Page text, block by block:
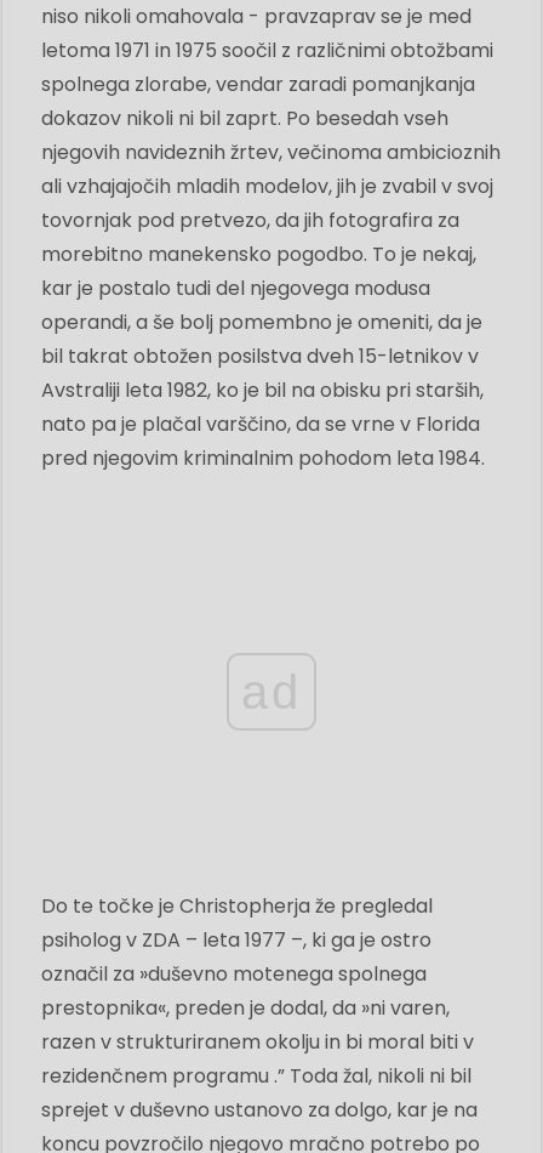
niso nikoli omahovala - pravzaprav se je med
letoma 1971 in 1975 soočil z različnimi obtožbami
spolnega zlorabe, vendar zaradi pomanjkanja
dokazov nikoli ni bil zaprt. Po besedah ​​vseh
njegovih navideznih žrtev, večinoma ambicioznih
ali vzhajajočih mladih modelov, jih je zvabil v svoj
tovornjak pod pretvezo, da jih fotografira za
morebitno manekensko pogodbo. To je nekaj,
kar je postalo tudi del njegovega modusa
operandi, a še bolj pomembno je omeniti, da je
bil takrat obtožen posilstva dveh 15-letnikov v
Avstraliji leta 1982, ko je bil na obisku pri starših,
nato pa je plačal varščino, da se vrne v Florida
pred njegovim kriminalnim pohodom leta 1984.
ad
Do te točke je Christopherja že pregledal
psiholog v ZDA – leta 1977 –, ki ga je ostro
označil za »duševno motenega spolnega
prestopnika«, preden je dodal, da »ni varen,
razen v strukturiranem okolju in bi moral biti v
rezidenčnem programu .” Toda žal, nikoli ni bil
sprejet v duševno ustanovo za dolgo, kar je na
koncu povzročilo njegovo mračno potrebo po